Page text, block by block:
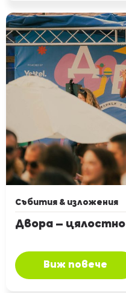
Събития & изложения
Двора –
Виж повече